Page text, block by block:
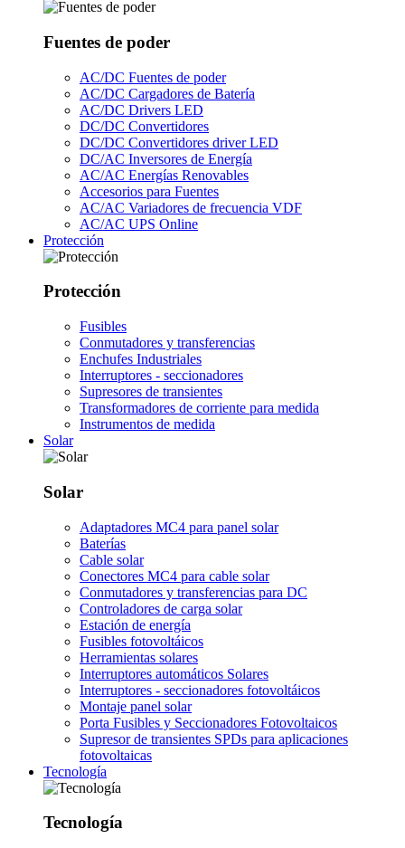
Fuentes de poder
AC/DC Fuentes de poder
AC/DC Cargadores de Batería
AC/DC Drivers LED
DC/DC Convertidores
DC/DC Convertidores driver LED
DC/AC Inversores de Energía
AC/AC Energías Renovables
Accesorios para Fuentes
AC/AC Variadores de frecuencia VDF
AC/AC UPS Online
Protección
Protección
Fusibles
Conmutadores y transferencias
Enchufes Industriales
Interruptores - seccionadores
Supresores de transientes
Transformadores de corriente para medida
Instrumentos de medida
Solar
Solar
Adaptadores MC4 para panel solar
Baterías
Cable solar
Conectores MC4 para cable solar
Conmutadores y transferencias para DC
Controladores de carga solar
Estación de energía
Fusibles fotovoltáicos
Herramientas solares
Interruptores automáticos Solares
Interruptores - seccionadores fotovoltáicos
Montaje panel solar
Porta Fusibles y Seccionadores Fotovoltaicos
Supresor de transientes SPDs para aplicaciones
fotovoltaicas
Tecnología
Tecnología